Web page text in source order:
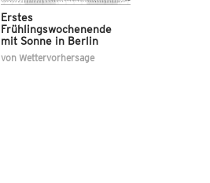
Erstes
Frühlingswochenende
mit Sonne in Berlin
von Wettervorhersage